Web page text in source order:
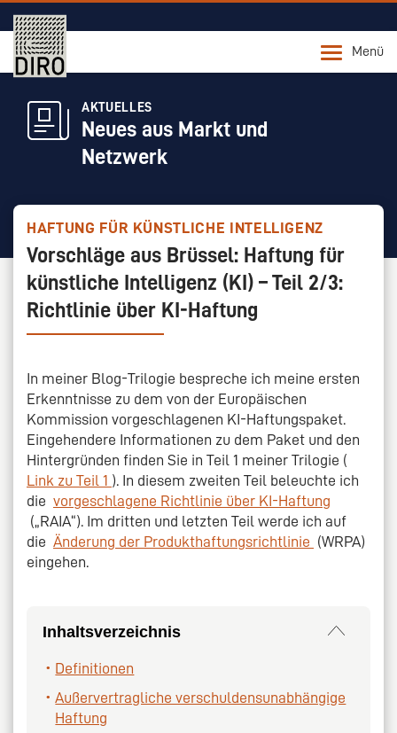
Menü
AKTUELLES
Neues aus Markt und
Netzwerk
HAFTUNG FÜR KÜNSTLICHE INTELLIGENZ
Vorschläge aus Brüssel: Haftung für
künstliche Intelligenz (KI) – Teil 2/3:
Richtlinie über KI-Haftung
In meiner Blog-Trilogie bespreche ich meine ersten
Erkenntnisse zu dem von der Europäischen
Kommission vorgeschlagenen KI-Haftungspaket.
Eingehendere Informationen zu dem Paket und den
Hintergründen finden Sie in Teil 1 meiner Trilogie (
Link zu Teil 1 ). In diesem zweiten Teil beleuchte ich
die vorgeschlagene Richtlinie über KI-Haftung
(„RAIA“). Im dritten und letzten Teil werde ich auf
die Änderung der Produkthaftungsrichtlinie (WRPA)
eingehen.
Inhaltsverzeichnis
Definitionen
Außervertragliche verschuldensunabhängige
Haftung